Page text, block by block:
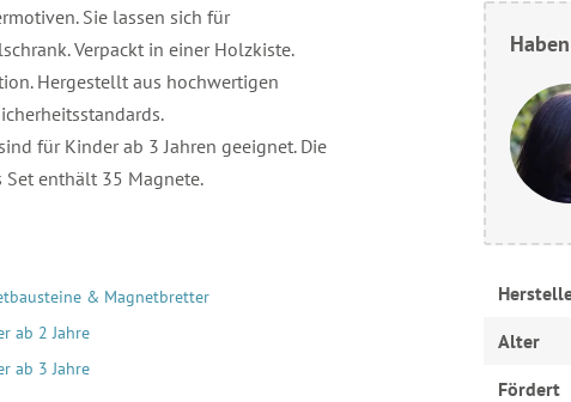
Sie lassen sich für
Verpackt in einer Holzkiste.
Hergestellt aus hochwertigen
für Kinder ab 3 Jahren geeignet. Die
Set enthält 35 Magnete.
& Magnetbretter
ab 2 Jahre
ab 3 Jahre
Alter
Fördert